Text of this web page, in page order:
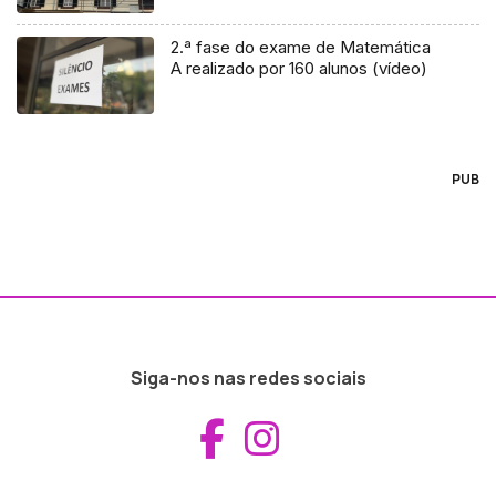
2.ª fase do exame de Matemática
A realizado por 160 alunos (vídeo)
PUB
Siga-nos nas redes sociais
Aceder ao